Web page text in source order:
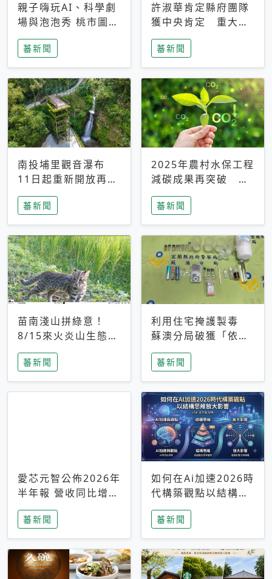
親子嗨玩AI、科學劇
場與泡泡秀 桃市圖大
竹分館「盛夏科普派
對」登場
蕃新聞
許淑華肯定縣府團隊
獲中央肯定 重大建
設持續加速推進
蕃新聞
南投埔里觀音瀑布
11日起重新開放再綻
風華
蕃新聞
2025年農村水保工程
減碳成果再突破 年
度總減碳率達
16.55%
蕃新聞
苗南淺山拼綠意！
8/15來火炎山生態教
育館 拼出受脅植物
綠色生命網
蕃新聞
利用住宅掩護製毒
蘇澳分局破獲「依托
咪酯」毒品分裝廠
蕃新聞
愛芯元智公佈2026年
半年報 營收同比增長
超180%，邊緣AI等
新業務加速放量
蕃新聞
如何在Ai加速2026時
代構築觀點以結構思
維放大影響
蕃新聞